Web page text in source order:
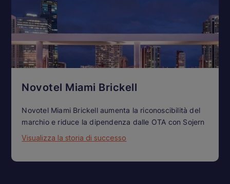
Novotel Miami Brickell
Novotel Miami Brickell aumenta la riconoscibilità del
marchio e riduce la dipendenza dalle OTA con Sojern
Visualizza la storia di successo